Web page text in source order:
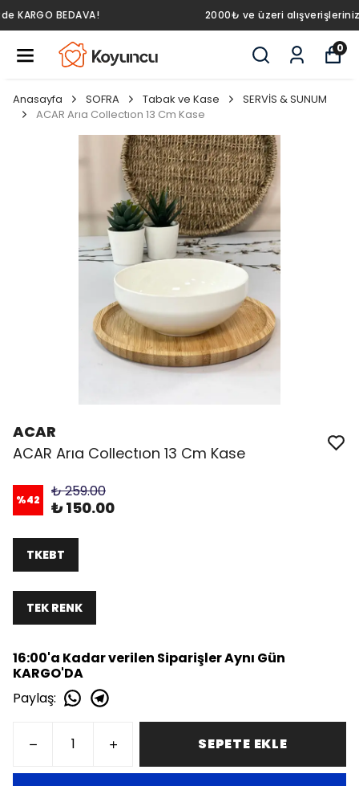
2000₺ ve üzeri alışverişlerinizde KARGO BEDAVA!
0
Anasayfa SOFRA Tabak ve Kase
SERVİS & SUNUM
ACAR Arıa Collectıon 13 Cm Kase
ACAR
ACAR Arıa Collectıon 13 Cm Kase
%42 ₺ 259.00
₺ 150.00
TKEBT
TEK RENK
16:00'a Kadar verilen Siparişler Aynı Gün
KARGO'DA
Paylaş:
SEPETE EKLE